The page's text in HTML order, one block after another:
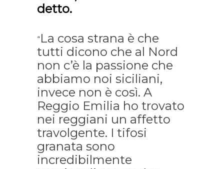
detto.
“La cosa strana è che
tutti dicono che al Nord
non c’è la passione che
abbiamo noi siciliani,
invece non è così. A
Reggio Emilia ho trovato
nei reggiani un affetto
travolgente. I tifosi
granata sono
incredibilmente